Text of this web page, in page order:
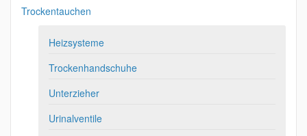
Trockentauchen
Heizsysteme
Trockenhandschuhe
Unterzieher
Urinalventile